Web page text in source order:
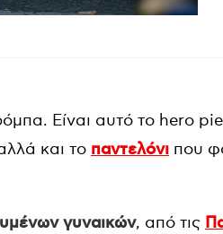
Είναι αυτό το hero
και το παντελόνι που
γυναικών, από τις